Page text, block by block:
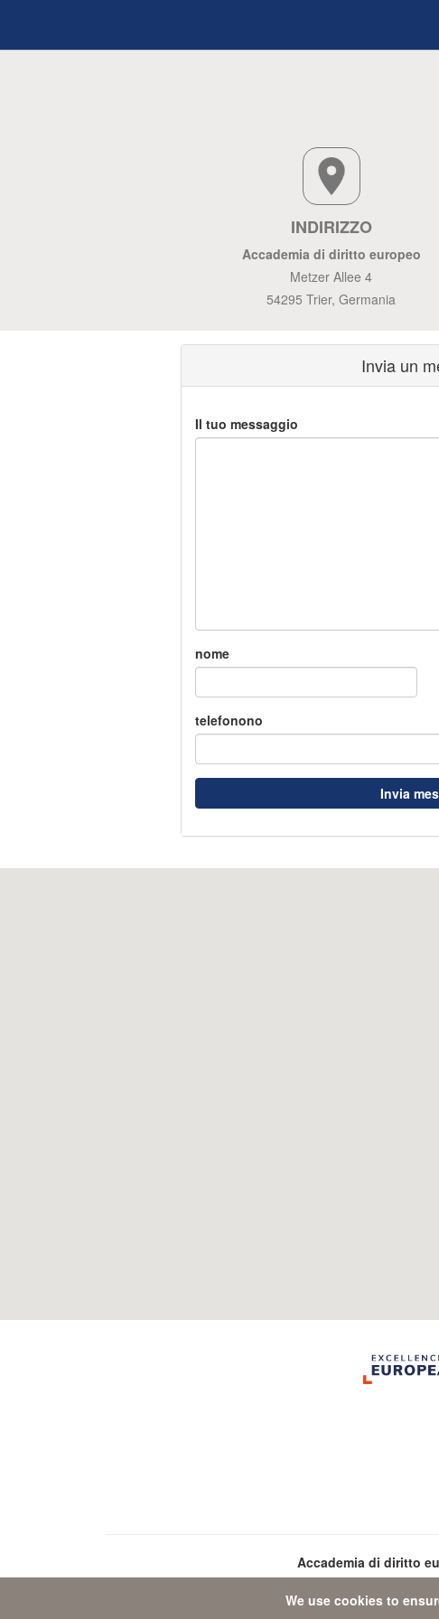
INDIRIZZO
Accademia di diritto europeo
Metzer Allee 4
54295 Trier, Germania
Invia un
Il tuo messaggio
nome
telefonono
Invia
We use cookies to
Accademia di diritto